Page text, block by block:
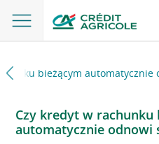
bieżącym automatycznie
Czy kredyt w rachunku
automatycznie odnowi